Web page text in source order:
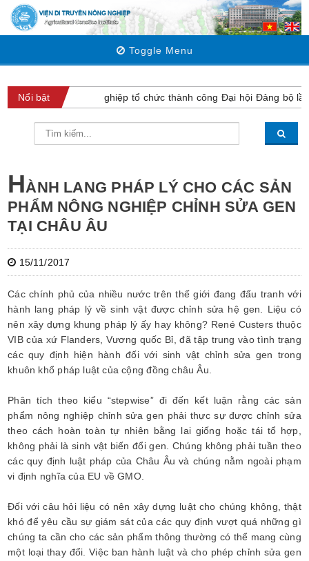
Toggle Menu
Nổi bật
Di truyền Nông nghiệp tổ chức thành công Đại hội Đảng bộ lần
HÀNH LANG PHÁP LÝ CHO CÁC SẢN
PHẨM NÔNG NGHIỆP CHỈNH SỬA GEN
TẠI CHÂU ÂU
15/11/2017
Các chính phủ của nhiều nước trên thế giới đang đấu tranh với
hành lang pháp lý về sinh vật được chỉnh sửa hệ gen. Liệu có
nên xây dựng khung pháp lý ấy hay không? René Custers thuộc
VIB của xứ Flanders, Vương quốc Bỉ, đã tập trung vào tình trạng
các quy định hiện hành đối với sinh vật chỉnh sửa gen trong
khuôn khổ pháp luật của cộng đồng châu Âu.
Phân tích theo kiểu “stepwise” đi đến kết luận rằng các sản
phẩm nông nghiệp chỉnh sửa gen phải thực sự được chỉnh sửa
theo cách hoàn toàn tự nhiên bằng lai giống hoặc tái tổ hợp,
không phải là sinh vật biến đổi gen. Chúng không phải tuần theo
các quy định luật pháp của Châu Âu và chúng nằm ngoài phạm
vi định nghĩa của EU về GMO.
Đối với câu hỏi liệu có nên xây dựng luật cho chúng không, thật
khó để yêu cầu sự giám sát của các quy định vượt quá những gì
chúng ta cần cho các sản phẩm thông thường có thể mang cùng
một loại thay đổi. Việc ban hành luật và cho phép chỉnh sửa gen